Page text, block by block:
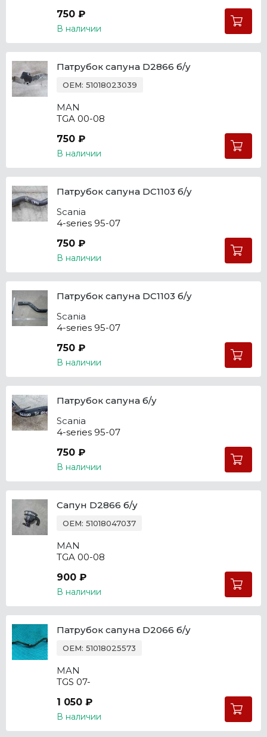
750 ₽
В наличии
Патрубок сапуна D2866 б/у
OEM: 51018023039
MAN
TGA 00-08
750 ₽
В наличии
Патрубок сапуна DC1103 б/у
Scania
4-series 95-07
750 ₽
В наличии
Патрубок сапуна DC1103 б/у
Scania
4-series 95-07
750 ₽
В наличии
Патрубок сапуна б/у
Scania
4-series 95-07
750 ₽
В наличии
Сапун D2866 б/у
OEM: 51018047037
MAN
TGA 00-08
900 ₽
В наличии
Патрубок сапуна D2066 б/у
OEM: 51018025573
MAN
TGS 07-
1 050 ₽
В наличии